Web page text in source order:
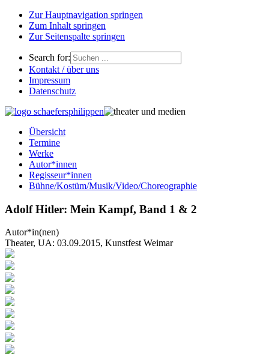
Zur Hauptnavigation springen
Zum Inhalt springen
Zur Seitenspalte springen
Search for:
Kontakt / über uns
Impressum
Datenschutz
Übersicht
Termine
Werke
Autor*innen
Regisseur*innen
Bühne/Kostüm/Musik/Video/Choreographie
Adolf Hitler: Mein Kampf, Band 1 & 2
Autor*in(nen)
Theater, UA: 03.09.2015, Kunstfest Weimar